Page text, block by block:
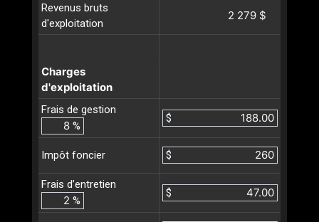
Revenus bruts
d'exploitation
2 279 $
Charges
d'exploitation
Frais de gestion
%
$
Impôt foncier $
Frais d’entretien
%
$